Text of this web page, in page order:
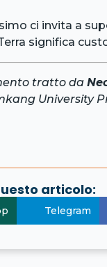
ci invita a
significa
tratto da
University
articolo:
Telegram